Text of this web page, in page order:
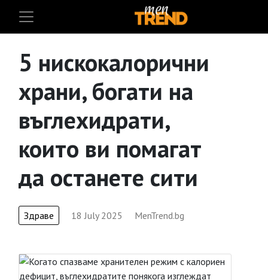
5 нискокалорични
храни, богати на
въглехидрати,
които ви помагат
да останете сити
Здраве 18 July 2025 MenTrend.bg